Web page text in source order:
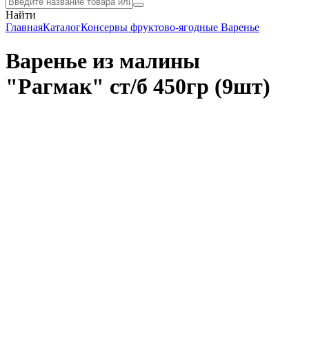
Найти
ГлавнаяКаталогКонсервы фруктово-ягодные Варенье
Варенье из малины
"Рагмак" ст/б 450гр (9шт)